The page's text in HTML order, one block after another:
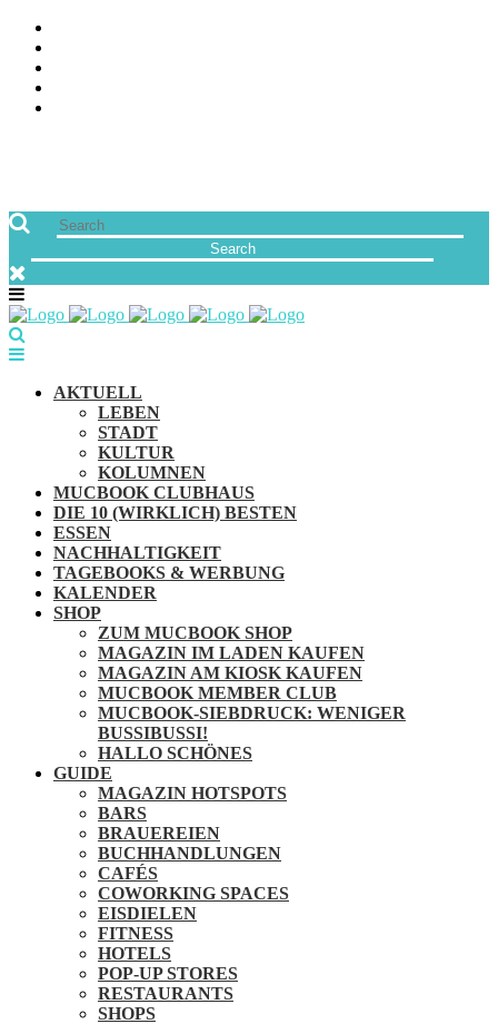
AKTUELL
LEBEN
STADT
KULTUR
KOLUMNEN
MUCBOOK CLUBHAUS
DIE 10 (WIRKLICH) BESTEN
ESSEN
NACHHALTIGKEIT
TAGEBOOKS & WERBUNG
KALENDER
SHOP
ZUM MUCBOOK SHOP
MAGAZIN IM LADEN KAUFEN
MAGAZIN AM KIOSK KAUFEN
MUCBOOK MEMBER CLUB
MUCBOOK-SIEBDRUCK: WENIGER
BUSSIBUSSI!
HALLO SCHÖNES
GUIDE
MAGAZIN HOTSPOTS
BARS
BRAUEREIEN
BUCHHANDLUNGEN
CAFÉS
COWORKING SPACES
EISDIELEN
FITNESS
HOTELS
POP-UP STORES
RESTAURANTS
SHOPS